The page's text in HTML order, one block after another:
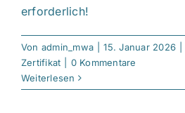
erforderlich!
Von admin_mwa 15. Januar 2026
Zertifikat
0 Kommentare
Weiterlesen